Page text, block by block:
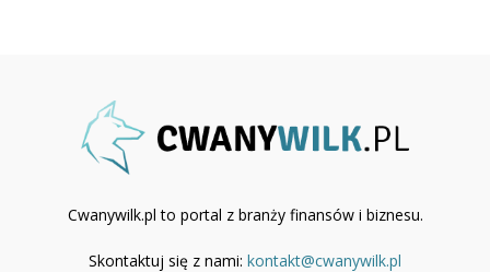
Cwanywilk.pl to portal z branży finansów i biznesu.
Skontaktuj się z nami: kontakt@cwanywilk.pl